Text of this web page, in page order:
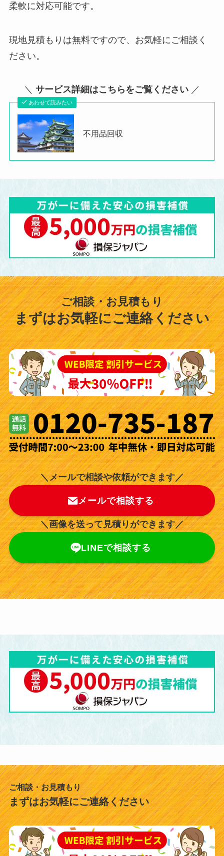
柔軟に対応可能です。
現地見積もりは無料ですので、お気軽にご相談く
ださい。
＼ サービス詳細はこちらをご覧ください ／
あわせて読みたい
不用品回収
ご相談・お見積もり
まずはお気軽にご連絡ください
＼メールで相談や依頼ができます／
メールで相談する
＼画像を送って見積りができます／
LINEで相談する
ご相談・お見積もり
まずはお気軽にご連絡ください